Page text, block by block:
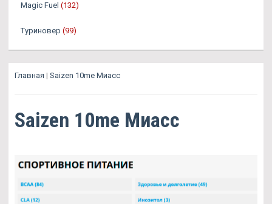
Magic Fuel (132)
Туриновер (99)
Главная | Saizen 10me Миасс
Saizen 10me Миасс